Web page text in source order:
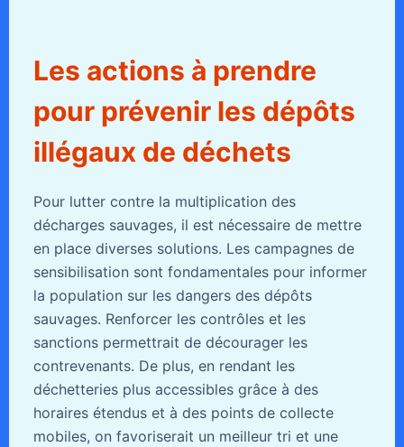
Les actions à prendre
pour prévenir les dépôts
illégaux de déchets
Pour lutter contre la multiplication des
décharges sauvages, il est nécessaire de mettre
en place diverses solutions. Les campagnes de
sensibilisation sont fondamentales pour informer
la population sur les dangers des dépôts
sauvages. Renforcer les contrôles et les
sanctions permettrait de décourager les
contrevenants. De plus, en rendant les
déchetteries plus accessibles grâce à des
horaires étendus et à des points de collecte
mobiles, on favoriserait un meilleur tri et une